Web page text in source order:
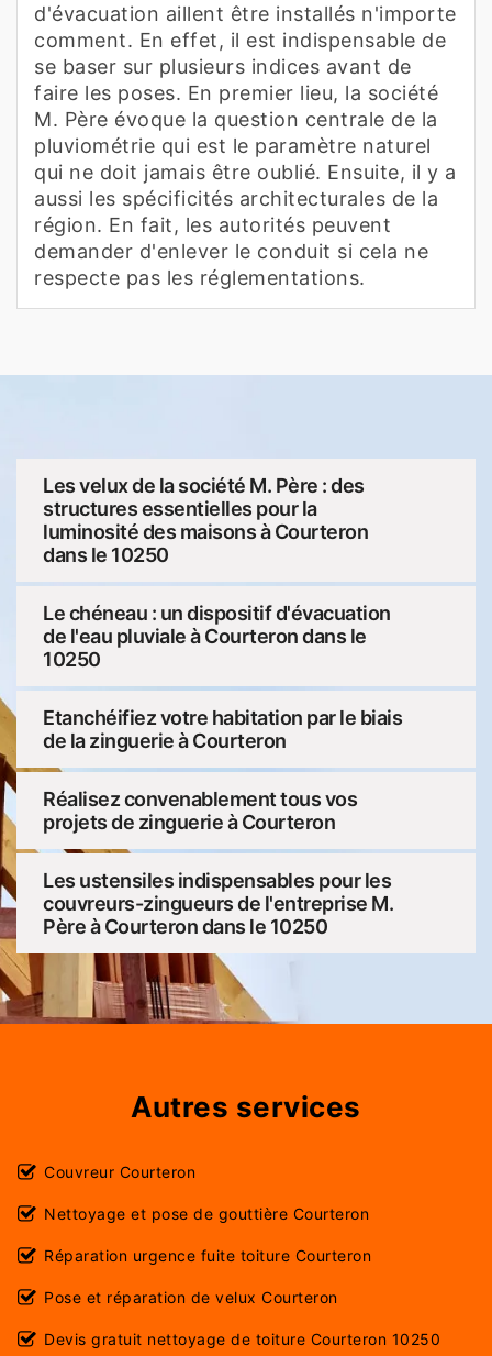
d'évacuation aillent être installés n'importe
comment. En effet, il est indispensable de
se baser sur plusieurs indices avant de
faire les poses. En premier lieu, la société
M. Père évoque la question centrale de la
pluviométrie qui est le paramètre naturel
qui ne doit jamais être oublié. Ensuite, il y a
aussi les spécificités architecturales de la
région. En fait, les autorités peuvent
demander d'enlever le conduit si cela ne
respecte pas les réglementations.
Les velux de la société M. Père : des
structures essentielles pour la
luminosité des maisons à Courteron
dans le 10250
Le chéneau : un dispositif d'évacuation
de l'eau pluviale à Courteron dans le
10250
Etanchéifiez votre habitation par le biais
de la zinguerie à Courteron
Réalisez convenablement tous vos
projets de zinguerie à Courteron
Les ustensiles indispensables pour les
couvreurs-zingueurs de l'entreprise M.
Père à Courteron dans le 10250
Autres services
Couvreur Courteron
Nettoyage et pose de gouttière Courteron
Réparation urgence fuite toiture Courteron
Pose et réparation de velux Courteron
Devis gratuit nettoyage de toiture Courteron 10250